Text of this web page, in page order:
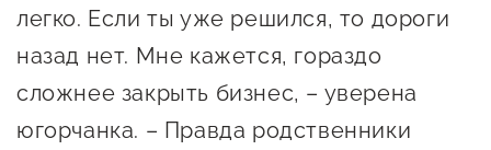
Онлайн-витрина
Истории успеха
предпринимательства
Календарь
мероприятий для
Центр инноваций
социальной сферы
легко. Если ты уже решился, то дороги
назад нет. Мне кажется, гораздо
сложнее закрыть бизнес, – уверена
югорчанка. – Правда родственники